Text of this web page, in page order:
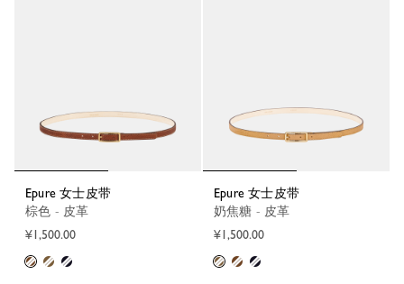
Epure 女士皮带
棕色 - 皮革
¥1,500.00
Epure 女士皮带
奶焦糖 - 皮革
¥1,500.00